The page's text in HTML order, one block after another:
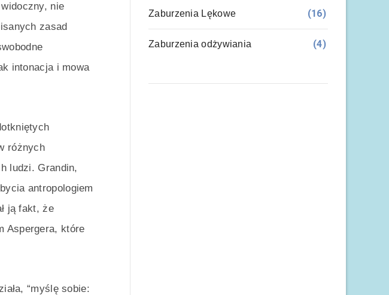
nie
zasad
intonacja i mowa
różnych
ludzi. Grandin,
antropologiem
ją fakt, że
Aspergera, które
“myślę sobie:
Zaburzenia Lękowe (16)
Zaburzenia odżywiania (4)